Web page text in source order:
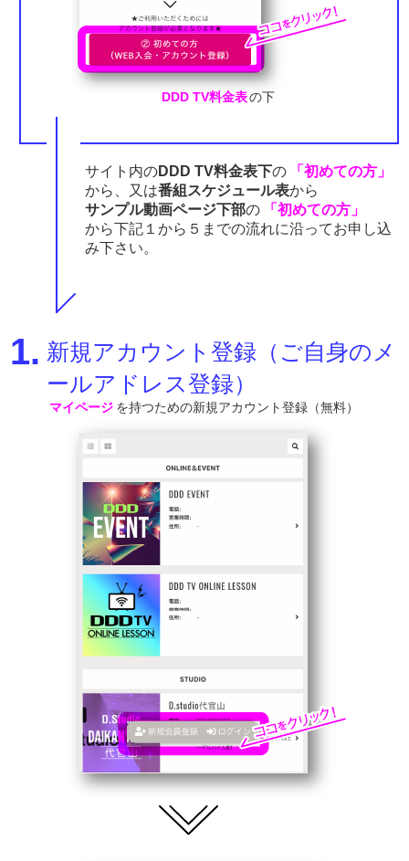
DDD TV料金表の下
サイト内のDDD TV料金表下の
「初めての方」
から、又は番組スケジュール表から
サンプル動画ページ下部の
「初めての方」
から下記１から５までの流れに沿ってお申し込
み下さい。
1. 新規アカウント登録（ご自身のメ
ールアドレス登録）
マイページ を持つための新規アカウント登録（無料）​